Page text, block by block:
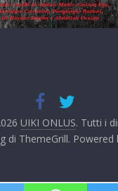
UIKI ONLUS. Tutti i
di ThemeGrill. Powered